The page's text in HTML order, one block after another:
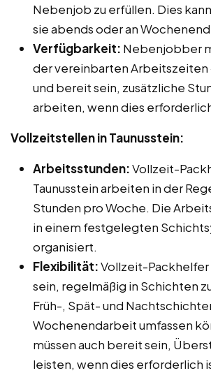
Nebenjob zu erfüllen. Dies
sie abends oder an
Verfügbarkeit: Nebenjobber
der vereinbarten
und bereit sein, zusätzliche
arbeiten, wenn dies
Vollzeitstellen in Taunusstein:
Arbeitsstunden:Vollzeit-
Taunusstein arbeiten in der
Stunden pro Woche. Die
in einem festgelegten
organisiert.
Flexibilität:Vollzeit-
sein, regelmäßig in Schichten
Früh-, Spät- und
Wochenendarbeit umfassen
müssen auch bereit sein,
leisten, wenn dies erforderlich